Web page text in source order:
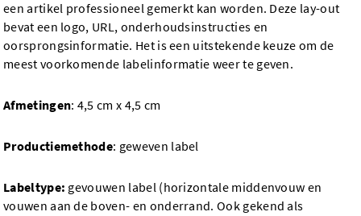
een artikel professioneel gemerkt kan worden. Deze lay-out
bevat een logo, URL, onderhoudsinstructies en
oorsprongsinformatie. Het is een uitstekende keuze om de
meest voorkomende labelinformatie weer te geven.
Afmetingen: 4,5 cm x 4,5 cm
Productiemethode: geweven label
Labeltype: gevouwen label (horizontale middenvouw en
vouwen aan de boven- en onderrand. Ook gekend als